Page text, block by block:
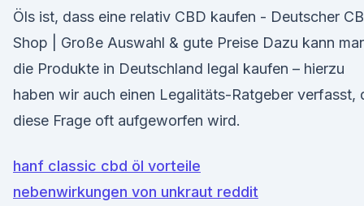
Öls ist, dass eine relativ CBD kaufen - Deutscher
Shop | Große Auswahl & gute Preise Dazu kann
die Produkte in Deutschland legal kaufen – hierzu
haben wir auch einen Legalitäts-Ratgeber verfasst,
diese Frage oft aufgeworfen wird.
hanf classic cbd öl vorteile
nebenwirkungen von unkraut reddit